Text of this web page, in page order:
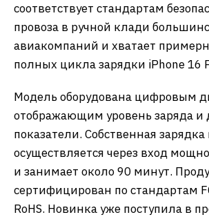
соответствует стандартам
провоза в ручной клади
авиакомпаний и хватает
полных цикла зарядки iPhone 16
Модель оборудована цифровым
отображающим уровень заряда и
показатели. Собственная зарядка
осуществляется через вход
и занимает около 90 минут.
сертифицирован по стандартам
RoHS. Новинка уже поступила в